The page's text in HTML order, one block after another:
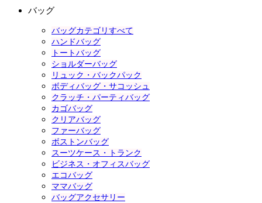
バッグ
バッグカテゴリすべて
ハンドバッグ
トートバッグ
ショルダーバッグ
リュック・バックパック
ボディバッグ・サコッシュ
クラッチ・パーティバッグ
カゴバッグ
クリアバッグ
ファーバッグ
ボストンバッグ
スーツケース・トランク
ビジネス・オフィスバッグ
エコバッグ
ママバッグ
バッグアクセサリー